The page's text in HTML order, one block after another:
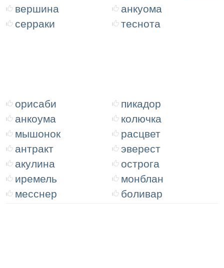
вершина
анкуома
серраки
теснота
орисаби
пикадор
анкоума
колючка
мышонок
расцвет
антракт
эверест
акулина
острога
иремель
монблан
месснер
боливар